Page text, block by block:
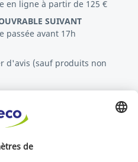
en ligne à partir de 125 €
SUIVANT
passée avant 17h
d'avis (sauf produits non